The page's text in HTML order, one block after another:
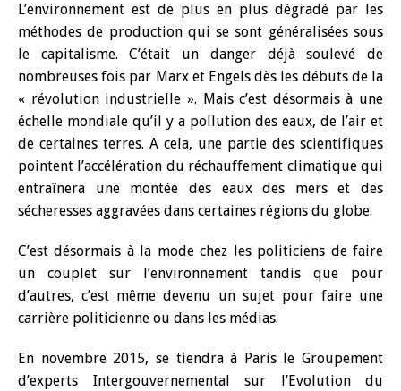
L’environnement est de plus en plus dégradé par les
méthodes de production qui se sont généralisées sous
le capitalisme. C’était un danger déjà soulevé de
nombreuses fois par Marx et Engels dès les débuts de la
« révolution industrielle ». Mais c’est désormais à une
échelle mondiale qu’il y a pollution des eaux, de l’air et
de certaines terres. A cela, une partie des scientifiques
pointent l’accélération du réchauffement climatique qui
entraînera une montée des eaux des mers et des
sécheresses aggravées dans certaines régions du globe.
C’est désormais à la mode chez les politiciens de faire
un couplet sur l’environnement tandis que pour
d’autres, c’est même devenu un sujet pour faire une
carrière politicienne ou dans les médias.
En novembre 2015, se tiendra à Paris le Groupement
d’experts Intergouvernemental sur l’Evolution du